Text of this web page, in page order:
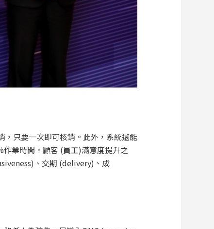
，只要一次即可核銷。此外，系統還能
業時間。顧客 (員工)滿意度提升之
、交期 (delivery)、成